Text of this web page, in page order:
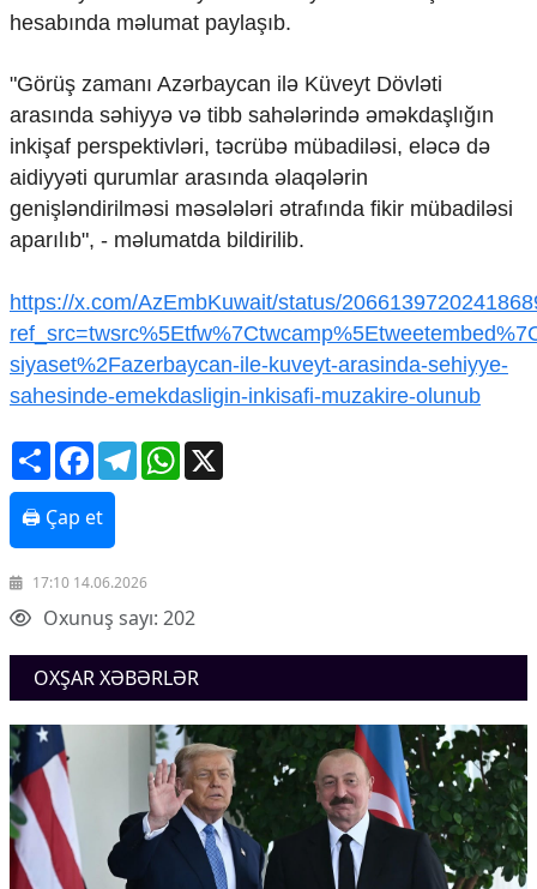
Yüksəliş hekayəsi
Səhiyyə
Ailə və uşaq
Turizm
İqtisadiyyat
Əmək və sosial siyasət
Kənd təsərrüfatı
Hərbi sənaye
Telekommunikasiya
Media və QHT
Sosium
Mənəvi dəyərlər
Texnologiya
Mətbuat-150
Əlaqə
hesabında məlumat paylaşıb.
"Görüş zamanı Azərbaycan ilə Küveyt Dövləti
arasında səhiyyə və tibb sahələrində əməkdaşlığın
inkişaf perspektivləri, təcrübə mübadiləsi, eləcə də
aidiyyəti qurumlar arasında əlaqələrin
genişləndirilməsi məsələləri ətrafında fikir mübadiləsi
aparılıb", - məlumatda bildirilib.
https://x.com/AzEmbKuwait/status/
siyaset%2Fazerbaycan-ile-kuveyt-arasinda-sehiyye-
sahesinde-emekdasligin-inkisafi-muzakire-olunub
ShareFacebookTelegramWhatsApp
🖨 Çap et
17:10 14.06.2026
Oxunuş sayı: 202
OXŞAR XƏBƏRLƏR